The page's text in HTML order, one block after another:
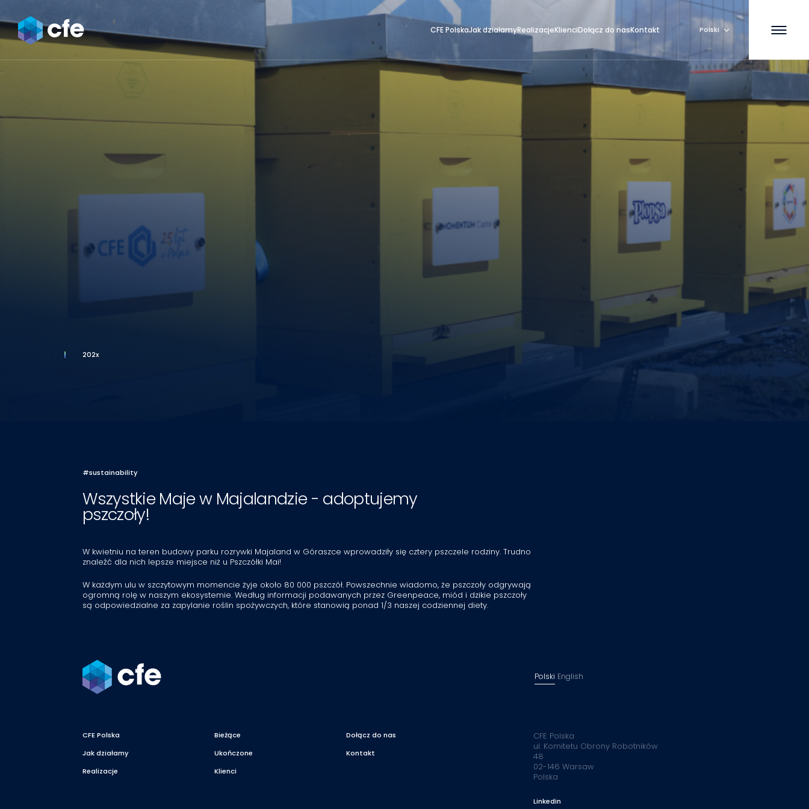
CFE PolskaJak działamyRealizacjeKlienciDołącz do nasKontakt Polski
202x
#sustainability
Wszystkie Maje w Majalandzie - adoptujemy
pszczoły!
W kwietniu na teren budowy parku rozrywki Majaland w Góraszce wprowadziły się cztery pszczele rodziny. Trudno
znaleźć dla nich lepsze miejsce niż u Pszczółki Mai!
W każdym ulu w szczytowym momencie żyje około 80 000 pszczół. Powszechnie wiadomo, że pszczoły odgrywają
ogromną rolę w naszym ekosystemie. Według informacji podawanych przez Greenpeace, miód i dzikie pszczoły
są odpowiedzialne za zapylanie roślin spożywczych, które stanowią ponad 1/3 naszej codziennej diety.
CFE Polska
Jak działamy
Realizacje
Bieżące
Ukończone
Klienci
Dołącz do nas
Kontakt
Polski English
CFE Polska
ul. Komitetu Obrony Robotników
48
02-146 Warsaw
Polska
Linkedin